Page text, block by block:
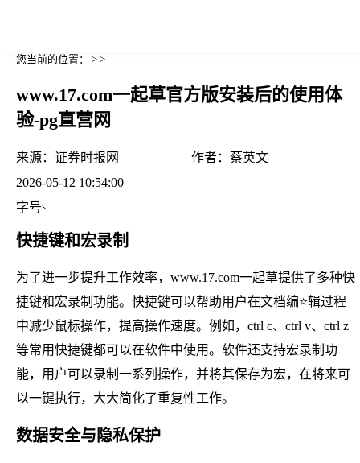
您当前的位置： > >
www.17.com一起草官方版安装后的使用体
验-pg直营网
来源： 证券时报网 作者： 蔡英文
2026-05-12 10:54:00
字号
快捷键和宏录制
为了进一步提升工作效率，www.17.com一起草提供了多种快
捷键和宏录制功能。快捷键可以帮助用户在文档编⭐辑过程
中减少鼠标操作，提高操作速度。例如，ctrl c、ctrl v、ctrl z
等常用快捷键都可以在软件中使用。软件还支持宏录制功
能，用户可以录制一系列操作，并将其保存为宏，在将来可
以一键执行，大大简化了重复性工作。
数据安全与隐私保护